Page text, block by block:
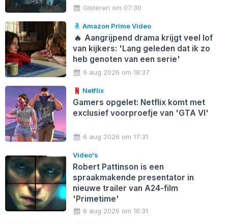
Gisteren om 07:30
Amazon Prime Video
🔥 Aangrijpend drama krijgt veel lof
van kijkers: 'Lang geleden dat ik zo
heb genoten van een serie'
6 aug 2026 om 18:37
Netflix
Gamers opgelet: Netflix komt met
exclusief voorproefje van 'GTA VI'
6 aug 2026 om 17:31
Video's
Robert Pattinson is een
spraakmakende presentator in
nieuwe trailer van A24-film
'Primetime'
6 aug 2026 om 16:31